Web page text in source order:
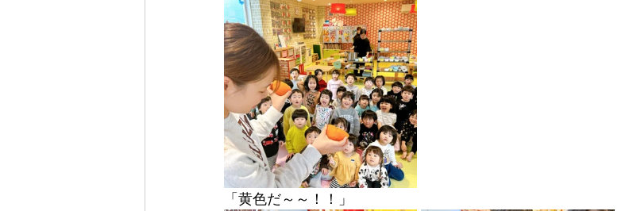
「黄色だ～～！！」